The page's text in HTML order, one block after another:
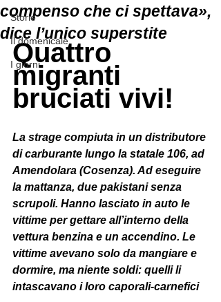
Storie
Il domenicale
I giorni
compenso che ci spettava»,
dice l’unico superstite
Quattro
migranti
bruciati vivi!
La strage compiuta in un distributore
di carburante lungo la statale 106, ad
Amendolara (Cosenza). Ad eseguire
la mattanza, due pakistani senza
scrupoli. Hanno lasciato in auto le
vittime per gettare all’interno della
vettura benzina e un accendino. Le
vittime avevano solo da mangiare e
dormire, ma niente soldi: quelli li
intascavano i loro caporali-carnefici